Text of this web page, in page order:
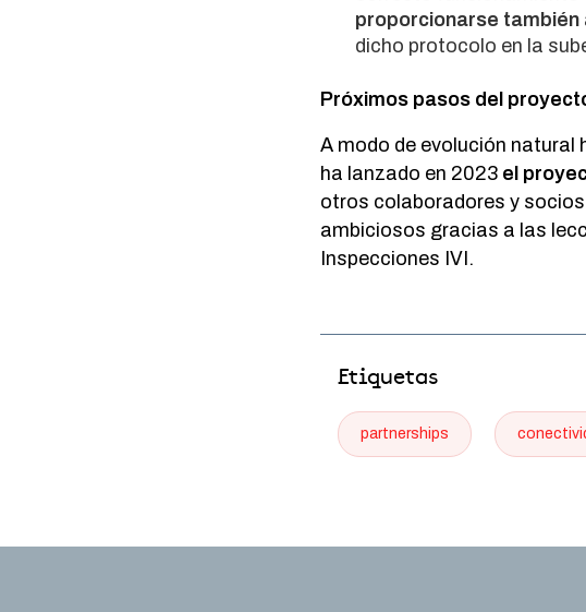
proporcionarse también
dicho protocolo en la
Próximos pasos del
A modo de evolución
ha lanzado en 2023 el
otros colaboradores y
ambiciosos gracias a las
Inspecciones IVI.
Etiquetas
partnerships